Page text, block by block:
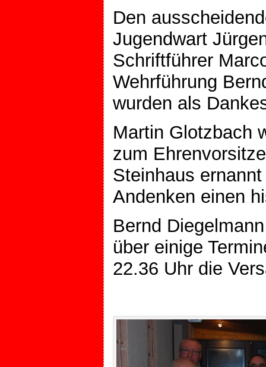
Den
Jugendwart
Schriftführer
Wehrführung
wurden als
Martin Glotzbach
zum
Steinhaus
Andenken einen
Bernd
über einige
22.36 Uhr die